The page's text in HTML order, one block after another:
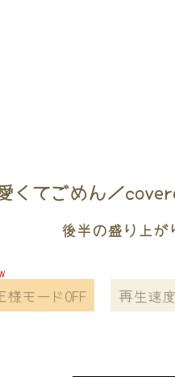
くてごめん／
後半の盛り上が
様モードOFF 再生速度